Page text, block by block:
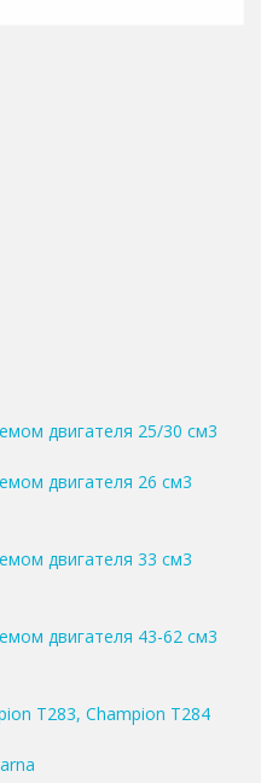
двигателя 25/30 см3
двигателя 26 см3
двигателя 33 см3
двигателя 43-62 см3
T283, Champion T284